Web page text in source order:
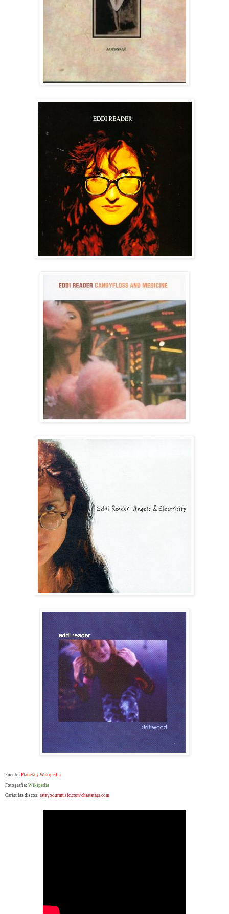
Fuente: Planeta y Wikipedia
Fotografía: Wikipedia
Carátulas discos: rateyoourmusic.com/chartstats.com